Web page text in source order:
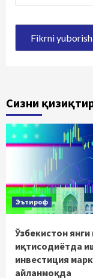
Сизни
Эътироф
Ўзбекистон янги
иқтисодиётда
инвестиция
айланмоқда